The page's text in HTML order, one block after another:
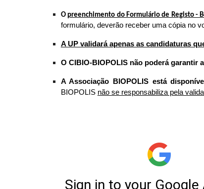
Opreenchimento do Formulário de Registo -
formulário, deverão receber uma cópia no
A UP validará apenas as candidaturas
O CIBIO-BIOPOLIS não poderá garantir
A Associação BIOPOLIS está
BIOPOLIS não se responsabiliza pela